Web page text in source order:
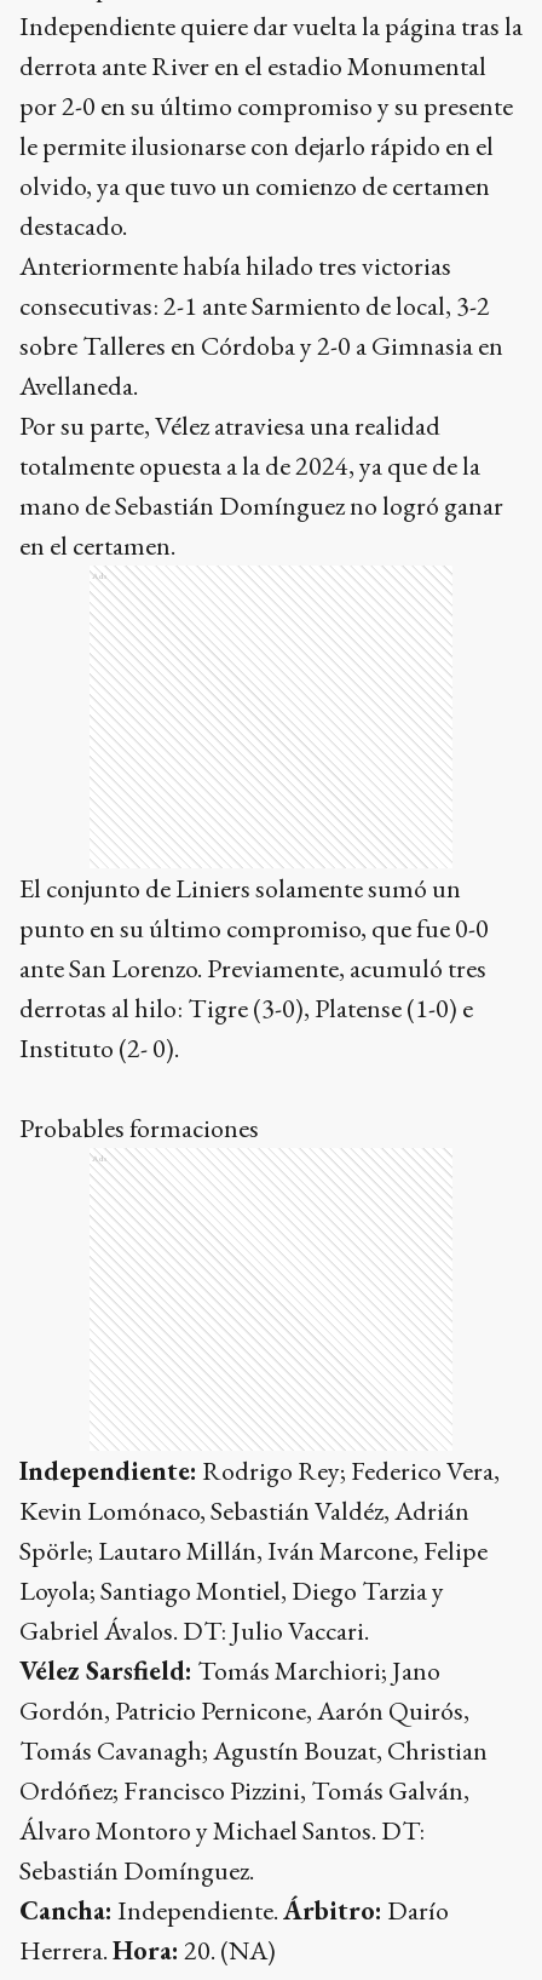
Independiente quiere dar vuelta la página tras la
derrota ante River en el estadio Monumental
por 2-0 en su último compromiso y su presente
le permite ilusionarse con dejarlo rápido en el
olvido, ya que tuvo un comienzo de certamen
destacado.
Anteriormente había hilado tres victorias
consecutivas: 2-1 ante Sarmiento de local, 3-2
sobre Talleres en Córdoba y 2-0 a Gimnasia en
Avellaneda.
Por su parte, Vélez atraviesa una realidad
totalmente opuesta a la de 2024, ya que de la
mano de Sebastián Domínguez no logró ganar
en el certamen.
Ads
El conjunto de Liniers solamente sumó un
punto en su último compromiso, que fue 0-0
ante San Lorenzo. Previamente, acumuló tres
derrotas al hilo: Tigre (3-0), Platense (1-0) e
Instituto (2- 0).
Probables formaciones
Ads
Independiente: Rodrigo Rey; Federico Vera,
Kevin Lomónaco, Sebastián Valdéz, Adrián
Spörle; Lautaro Millán, Iván Marcone, Felipe
Loyola; Santiago Montiel, Diego Tarzia y
Gabriel Ávalos. DT: Julio Vaccari.
Vélez Sarsfield: Tomás Marchiori; Jano
Gordón, Patricio Pernicone, Aarón Quirós,
Tomás Cavanagh; Agustín Bouzat, Christian
Ordóñez; Francisco Pizzini, Tomás Galván,
Álvaro Montoro y Michael Santos. DT:
Sebastián Domínguez.
Cancha: Independiente.Árbitro: Darío
Herrera.Hora: 20. (NA)